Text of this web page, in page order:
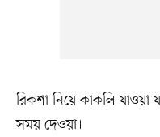
রিকশা নিয়ে কাকলি যাওয়া
সময় দেওয়া।